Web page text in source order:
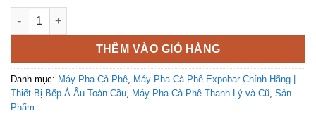
Máy Pha Cà Phê Expobar New Elegance 1 Group Chính Hãng
THÊM VÀO GIỎ HÀNG
Danh mục: Máy Pha Cà Phê
Máy Pha Cà Phê Expobar Chính Hãng |
Thiết Bị Bếp Á Âu Toàn Cầu
Máy Pha Cà Phê Thanh Lý và Cũ Sản
Phẩm